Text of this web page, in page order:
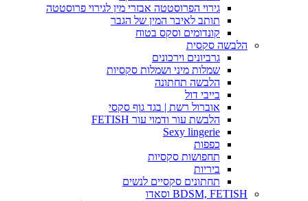
גירוי הפרוסטטה אבזרי מין לגירוי פרוסטטה
תותב לאיבר המין של הגבר
קונדומים וסקס בטוח
הלבשה סקסית
גרביונים וירכונים
שמלות מיני ושמלות סקסיות
הלבשה תחתונה
בייבי דול
אוברול רשת | בגד גוף סקסי
הלבשת עור ודמוי עור FETISH
Sexy lingerie
כפפות
תחפושות סקסיות
ביריות
תחתונים סקסיים לנשים
BDSM, FETISH וסאדו